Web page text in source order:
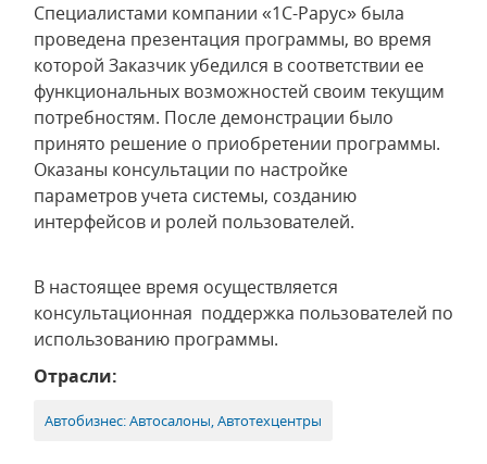
Специалистами компании «1С-Рарус» была
проведена презентация программы, во время
которой Заказчик убедился в соответствии ее
функциональных возможностей своим текущим
потребностям. После демонстрации было
принято решение о приобретении программы.
Оказаны консультации по настройке
параметров учета системы, созданию
интерфейсов и ролей пользователей.
В настоящее время осуществляется
консультационная поддержка пользователей по
использованию программы.
Отрасли:
Автобизнес: Автосалоны, Автотехцентры